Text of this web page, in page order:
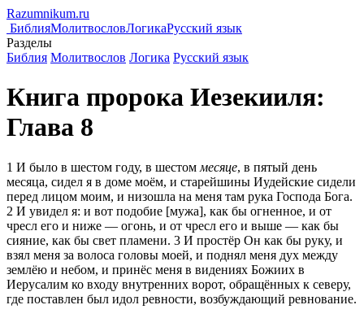
Razumnikum.ru
БиблияМолитвословЛогикаРусский язык
Разделы
Библия Молитвослов Логика Русский язык
Книга пророка Иезекииля:
Глава 8
1 И было в шестом году, в шестом месяце, в пятый день
месяца, сидел я в доме моём, и старейшины Иудейские сидели
перед лицом моим, и низошла на меня там рука Господа Бога.
2 И увидел я: и вот подобие [мужа], как бы огненное, и от
чресл его и ниже — огонь, и от чресл его и выше — как бы
сияние, как бы свет пламени. 3 И простёр Он как бы руку, и
взял меня за волоса головы моей, и поднял меня дух между
землёю и небом, и принёс меня в видениях Божиих в
Иерусалим ко входу внутренних ворот, обращённых к северу,
где поставлен был идол ревности, возбуждающий ревнование.